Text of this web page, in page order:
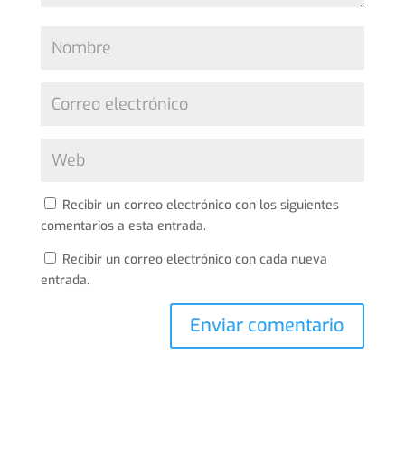
Recibir un correo electrónico con los siguientes
comentarios a esta entrada.
Recibir un correo electrónico con cada nueva
entrada.